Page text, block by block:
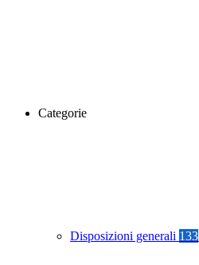
Categorie
Disposizioni generali 133